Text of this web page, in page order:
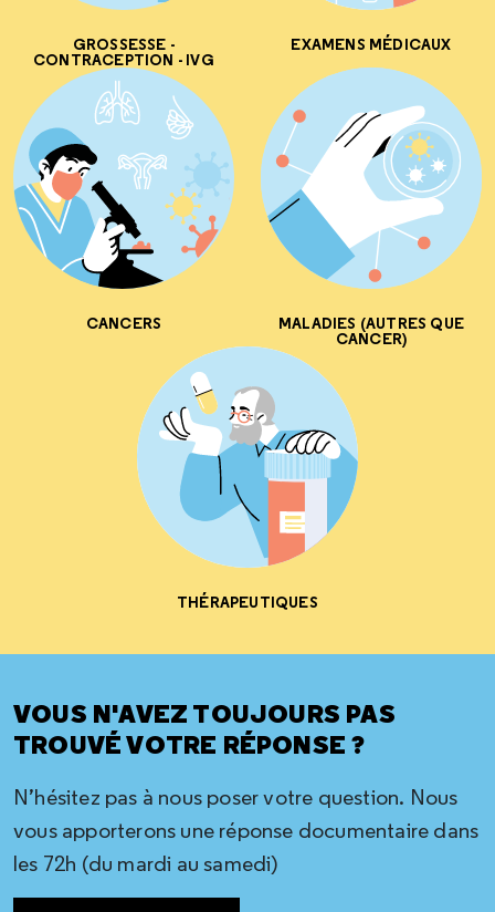
GROSSESSE -
CONTRACEPTION - IVG
EXAMENS MÉDICAUX
CANCERS MALADIES (AUTRES QUE
CANCER)
THÉRAPEUTIQUES
VOUS N'AVEZ TOUJOURS PAS
TROUVÉ VOTRE RÉPONSE ?
N’hésitez pas à nous poser votre question. Nous
vous apporterons une réponse documentaire dans
les 72h (du mardi au samedi)